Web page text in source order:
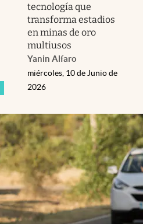
tecnología que
transforma estadios
en minas de oro
multiusos
Yanin Alfaro
miércoles, 10 de Junio de
2026